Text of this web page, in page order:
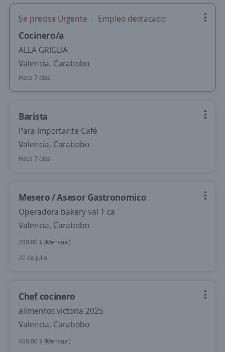
Se precisa Urgente Empleo destacado
Cocinero/a
ALLA GRIGLIA
Valencia, Carabobo
Hace 7 días
Barista
Para Importante Café
Valencia, Carabobo
Hace 7 días
Mesero / Asesor Gastronomico
Operadora bakery val 1 ca
Valencia, Carabobo
200,00 $ (Mensual)
20 de julio
Chef cocinero
alimentos victoria 2025
Valencia, Carabobo
400,00 $ (Mensual)